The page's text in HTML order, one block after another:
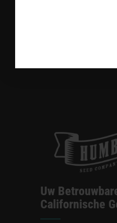
Uw
Californische